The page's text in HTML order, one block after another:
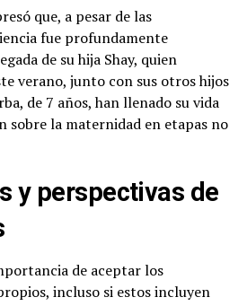
que, a pesar de las
fue profundamente
de su hija Shay, quien
verano, junto con sus otros hijos
de 7 años, han llenado su vida
sobre la maternidad en etapas no
y perspectivas de
de aceptar los
incluso si estos incluyen